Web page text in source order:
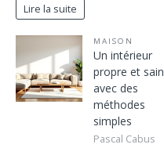
Lire la suite
MAISON
Un intérieur
propre et sain
avec des
méthodes
simples
Pascal Cabus